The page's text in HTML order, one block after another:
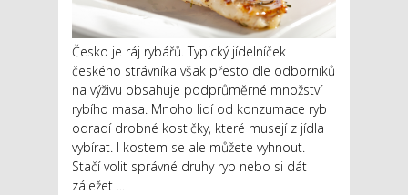
Česko je ráj rybářů. Typický jídelníček
českého strávníka však přesto dle odborníků
na výživu obsahuje podprůměrné množství
rybího masa. Mnoho lidí od konzumace ryb
odradí drobné kostičky, které musejí z jídla
vybírat. I kostem se ale můžete vyhnout.
Stačí volit správné druhy ryb nebo si dát
záležet ...